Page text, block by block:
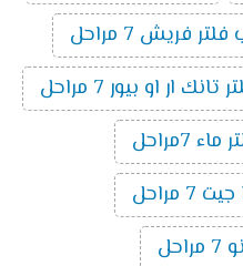
فريش 7 مراحل
تانك ار او بيور 7 مراحل
7مراحل
مراحل